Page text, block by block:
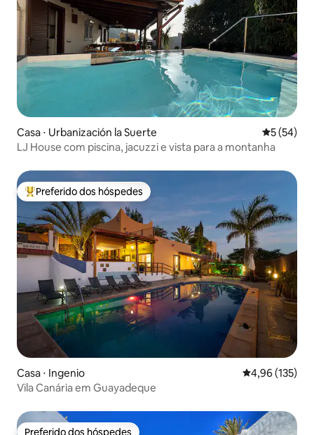
Casa ⋅ Urbanización la Suerte 5 de uma
5 (54)
LJ House com piscina, jacuzzi e vista para a montanha
Entre os melhores preferidos dos hóspedes
Preferido dos hóspedes
Casa ⋅ Ingenio 4,96 de uma
4,96 (135)
Vila Canária em Guayadeque
Preferido dos hóspedes